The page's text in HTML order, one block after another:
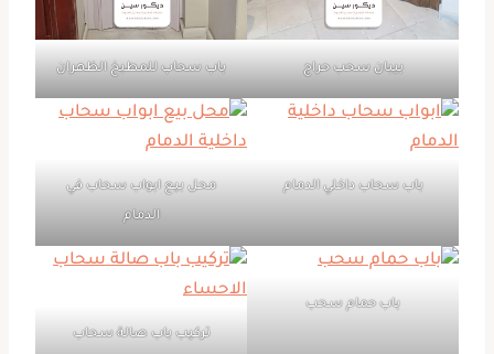
بيبان سحب حراج باب سحاب للمطبخ الظهران
باب سحاب داخلي الدمام محل بيع ابواب سحاب في
الدمام
باب حمام سحب
تركيب باب صالة سحاب